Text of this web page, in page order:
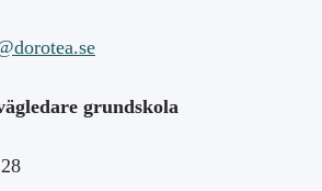
grundskola